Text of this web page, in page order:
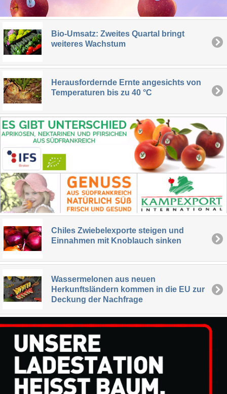
Bio-Umsatz: Zweites Quartal bringt
weiteres Wachstum
Herausfordernde Ernte angesichts von
Temperaturen bis zu 40 °C
Chiles Zwiebelexporte steigen und
Einnahmen mit Knoblauch sinken
Wassermelonen aus neuen
Herkunftsländern kommen in die EU zur
Deckung der Nachfrage